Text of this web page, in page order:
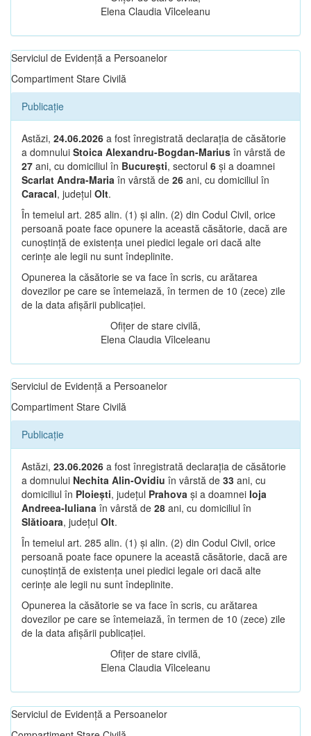
Elena Claudia Vîlceleanu
Serviciul de Evidență a Persoanelor
Compartiment Stare Civilă
Publicație
Astăzi, 24.06.2026 a fost înregistrată declarația de căsătorie
a domnului Stoica Alexandru-Bogdan-Marius în vârstă de
27 ani, cu domiciliul în București, sectorul 6 și a doamnei
Scarlat Andra-Maria în vârstă de 26 ani, cu domiciliul în
Caracal, județul Olt.
În temeiul art. 285 alin. (1) și alin. (2) din Codul Civil, orice
persoană poate face opunere la această căsătorie, dacă are
cunoștință de existența unei piedici legale ori dacă alte
cerințe ale legii nu sunt îndeplinite.
Opunerea la căsătorie se va face în scris, cu arătarea
dovezilor pe care se întemeiază, în termen de 10 (zece) zile
de la data afișării publicației.
Ofițer de stare civilă,
Elena Claudia Vîlceleanu
Serviciul de Evidență a Persoanelor
Compartiment Stare Civilă
Publicație
Astăzi, 23.06.2026 a fost înregistrată declarația de căsătorie
a domnului Nechita Alin-Ovidiu în vârstă de 33 ani, cu
domiciliul în Ploiești, județul Prahova și a doamnei Ioja
Andreea-Iuliana în vârstă de 28 ani, cu domiciliul în
Slătioara, județul Olt.
În temeiul art. 285 alin. (1) și alin. (2) din Codul Civil, orice
persoană poate face opunere la această căsătorie, dacă are
cunoștință de existența unei piedici legale ori dacă alte
cerințe ale legii nu sunt îndeplinite.
Opunerea la căsătorie se va face în scris, cu arătarea
dovezilor pe care se întemeiază, în termen de 10 (zece) zile
de la data afișării publicației.
Ofițer de stare civilă,
Elena Claudia Vîlceleanu
Serviciul de Evidență a Persoanelor